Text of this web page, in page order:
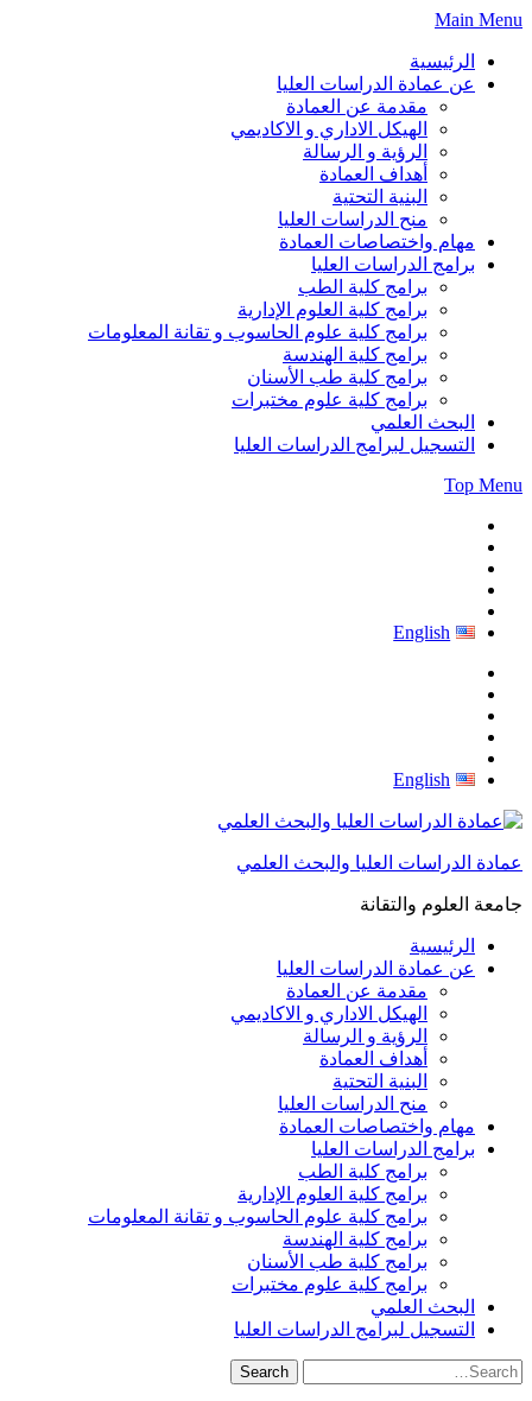
Skip
content
Main Menu
الرئيسية
عن عمادة الدراسات العليا
مقدمة عن العمادة
الهيكل الاداري و الاكاديمي
الرؤية و الرسالة
أهداف العمادة
البنية التحتية
منح الدراسات العليا
مهام واختصاصات العمادة
برامج الدراسات العليا
برامج كلية الطب
برامج كلية العلوم الإدارية
برامج كلية علوم الحاسوب و تقانة المعلومات
برامج كلية الهندسة
برامج كلية طب الأسنان
برامج كلية علوم مختبرات
البحث العلمي
التسجيل لبرامج الدراسات العليا
Top Menu
English
English
عمادة الدراسات العليا والبحث العلمي
جامعة العلوم والتقانة
الرئيسية
عن عمادة الدراسات العليا
مقدمة عن العمادة
الهيكل الاداري و الاكاديمي
الرؤية و الرسالة
أهداف العمادة
البنية التحتية
منح الدراسات العليا
مهام واختصاصات العمادة
برامج الدراسات العليا
برامج كلية الطب
برامج كلية العلوم الإدارية
برامج كلية علوم الحاسوب و تقانة المعلومات
برامج كلية الهندسة
برامج كلية طب الأسنان
برامج كلية علوم مختبرات
البحث العلمي
التسجيل لبرامج الدراسات العليا
Search
for: